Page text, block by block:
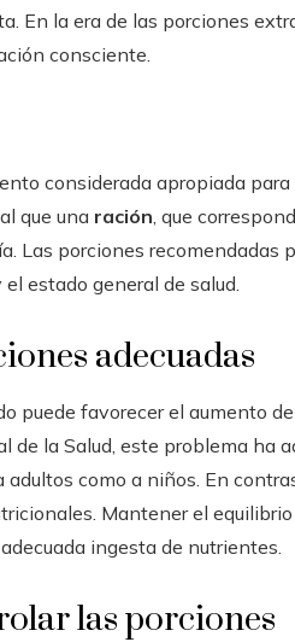
En la era de las porciones
consciente.
considerada apropiada
que una ración, que
Las porciones recomendadas
estado general de salud.
adecuadas
puede favorecer el aumento
de la Salud, este problema ha
como a niños. En
Mantener el
ingesta de nutrientes.
las porciones